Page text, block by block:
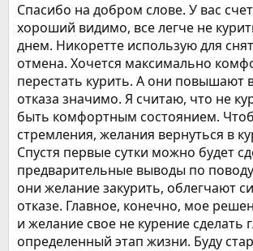
Спасибо на добром слове. У вас
хороший видимо, все легче не
днем. Никоретте использую для
отмена. Хочется максимально
перестать курить. А они повышают
отказа значимо. Я считаю, что не
быть комфортным состоянием.
стремления, желания вернуться в
Спустя первые сутки можно будет
предварительные выводы по
они желание закурить, облегчают
отказе. Главное, конечно, мое
и желание свое не курение сделать
определенный этап жизни. Буду